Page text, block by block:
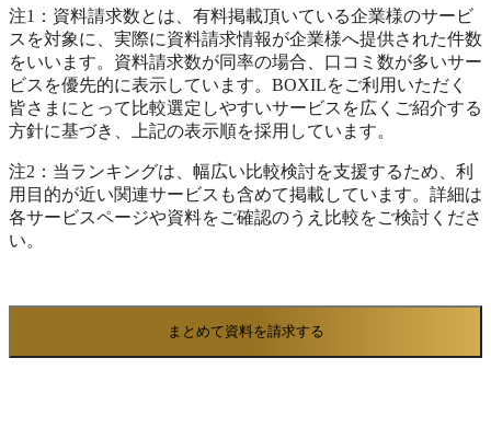
ださい。 ※3 DocuWareはリコーのグループ会社
である独ドキュウェア社(DocuWare GmbH)が開発
するクラウド型CSPです。 (Contents Service
Platform)
で運用されており、機密性の高いデータも安心して預
けられます。AIで抽出されたデータは即座に基幹シ
ステムやRPAへ連携でき、データ入力作業のゼロ化に
よって、社員が本来の業務へ集中できる環境を実現し
ます。 企業のDX推進を力強く後押しし、人手不足の
解消や業務効率化、データ活用による価値創出をサポ
注1：資料請求数とは、有料掲載頂いている企業様のサービ
スを対象に、実際に資料請求情報が企業様へ提供された件数
をいいます。資料請求数が同率の場合、口コミ数が多いサー
ビスを優先的に表示しています。BOXILをご利用いただく
皆さまにとって比較選定しやすいサービスを広くご紹介する
方針に基づき、上記の表示順を採用しています。
注2：当ランキングは、幅広い比較検討を支援するため、利
用目的が近い関連サービスも含めて掲載しています。詳細は
各サービスページや資料をご確認のうえ比較をご検討くださ
い。
まとめて資料を請求する